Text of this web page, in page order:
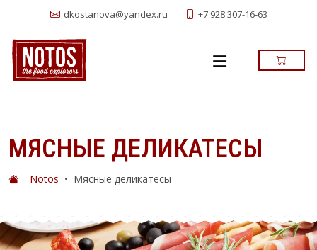
dkostanova@yandex.ru +7 928 307-16-63
МЯСНЫЕ ДЕЛИКАТЕСЫ
Notos • Мясные деликатесы